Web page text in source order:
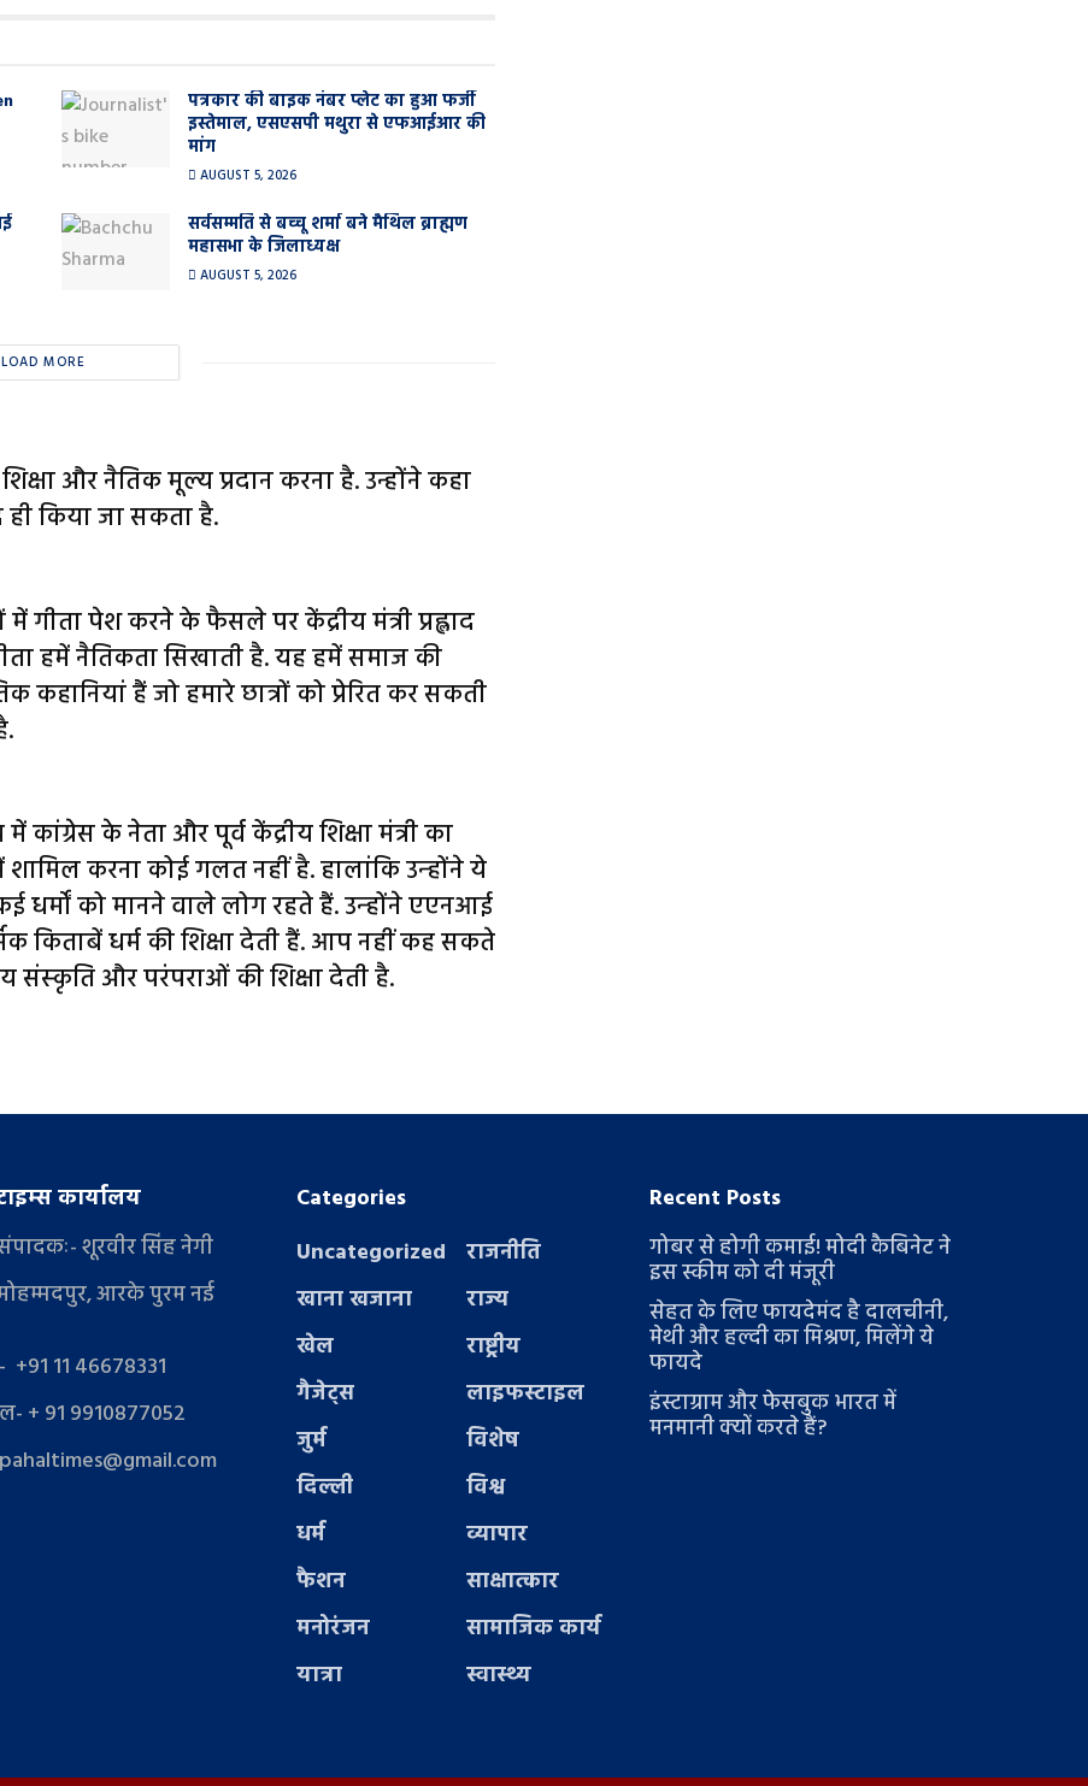
पत्रकार की बाइक नंबर प्लेट का हुआ फर्जी
इस्तेमाल, एसएसपी मथुरा से एफआईआर की
मांग
AUGUST 5, 2026
सर्वसम्मति से बच्चू शर्मा बने मैथिल ब्राह्मण
महासभा के जिलाध्यक्ष
AUGUST 5, 2026
LOAD MORE
और नैतिक मूल्य प्रदान करना है. उन्होंने कहा
किया जा सकता है.
पेश करने के फैसले पर केंद्रीय मंत्री प्रह्लाद
हमें नैतिकता सिखाती है. यह हमें समाज की
कहानियां हैं जो हमारे छात्रों को प्रेरित कर सकती
के नेता और पूर्व केंद्रीय शिक्षा मंत्री का
करना कोई गलत नहीं है. हालांकि उन्‍होंने ये
धर्मों को मानने वाले लोग रहते हैं. उन्‍होंने एएनआई
किताबें धर्म की शिक्षा देती हैं. आप नहीं कह सकते
संस्‍कृति और परंपराओं की शिक्षा देती है.
कार्यालय
शूरवीर सिंह नेगी
आरके पुरम नई
+91 11 46678331
+ 91 9910877052
Categories
Uncategorized
खाना खजाना
खेल
गैजेट्स
जुर्म
दिल्ली
धर्म
फैशन
मनोरंजन
यात्रा
राजनीति
राज्य
राष्ट्रीय
लाइफस्टाइल
विशेष
विश्व
व्यापार
साक्षात्कार
सामाजिक कार्य
स्वास्थ्य
Recent Posts
गोबर से होगी कमाई! मोदी कैबिनेट ने
इस स्कीम को दी मंजूरी
सेहत के लिए फायदेमंद है दालचीनी,
मेथी और हल्दी का मिश्रण, मिलेंगे ये
फायदे
इंस्टाग्राम और फेसबुक भारत में
मनमानी क्यों करते हैं?